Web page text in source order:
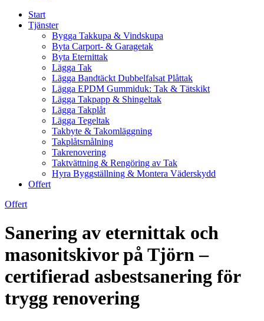
Start
Tjänster
Bygga Takkupa & Vindskupa
Byta Carport- & Garagetak
Byta Eternittak
Lägga Tak
Lägga Bandtäckt Dubbelfalsat Plåttak
Lägga EPDM Gummiduk: Tak & Tätskikt
Lägga Takpapp & Shingeltak
Lägga Takplåt
Lägga Tegeltak
Takbyte & Takomläggning
Takplåtsmålning
Takrenovering
Taktvättning & Rengöring av Tak
Hyra Byggställning & Montera Väderskydd
Offert
Offert
Sanering av eternittak och
masonitskivor på Tjörn –
certifierad asbestsanering för
trygg renovering